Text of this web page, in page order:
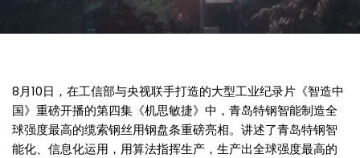
8月10日，在工信部与央视联手打造的大型工业纪录片《智造中
国》重磅开播的第四集《机思敏捷》中，青岛特钢智能制造全
球强度最高的缆索钢丝用钢盘条重磅亮相。讲述了青岛特钢智
能化、信息化运用，用算法指挥生产，生产出全球强度最高的